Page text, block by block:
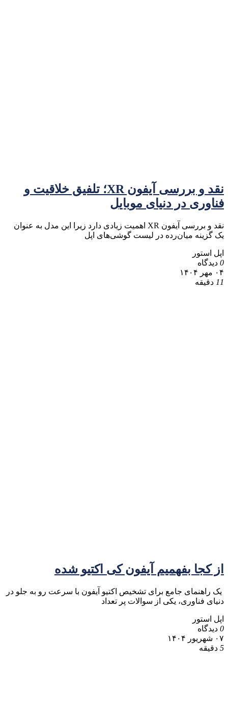
نقد و بررسی آیفون XR؛ تلفیق خلاقیت و
فناوری در دنیای موبایل
نقد و بررسی آیفون XR اهمیت زیادی دارد زیرا این مدل به عنوان
یک گزینه میان‌رده در لیست گوشی‌های اپل
اپل استور
0 دیدگاه
۰۴ مهر ۱۴۰۴
11 دقیقه
از کجا بفهمیم آیفون کی اکتیو شده
یک راهنمای جامع برای تشخیص اکتیو آیفون با سرعت رو به جلو در
دنیای فناوری، یکی از سوالات پر تعداد
اپل استور
0 دیدگاه
۰۷ شهریور ۱۴۰۴
5 دقیقه